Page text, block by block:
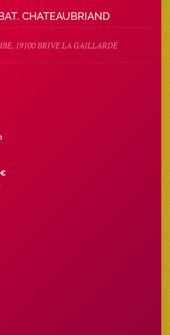
CHATEAUBRIAND
19100 BRIVE LA GAILLARDE